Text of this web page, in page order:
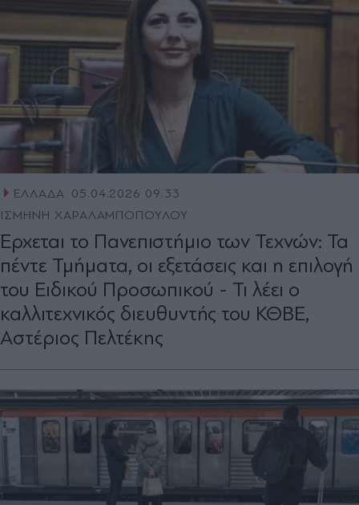
ΕΛΛΑΔΑ 05.04.2026 09:33
ΙΣΜΗΝΗ ΧΑΡΑΛΑΜΠΟΠΟΥΛΟΥ
Έρχεται το Πανεπιστήµιο των Τεχνών: Τα
πέντε Τµήµατα, οι εξετάσεις και η επιλογή
του Ειδικού Προσωπικού - Τι λέει ο
καλλιτεχνικός διευθυντής του ΚΘΒΕ,
Αστέριος Πελτέκης